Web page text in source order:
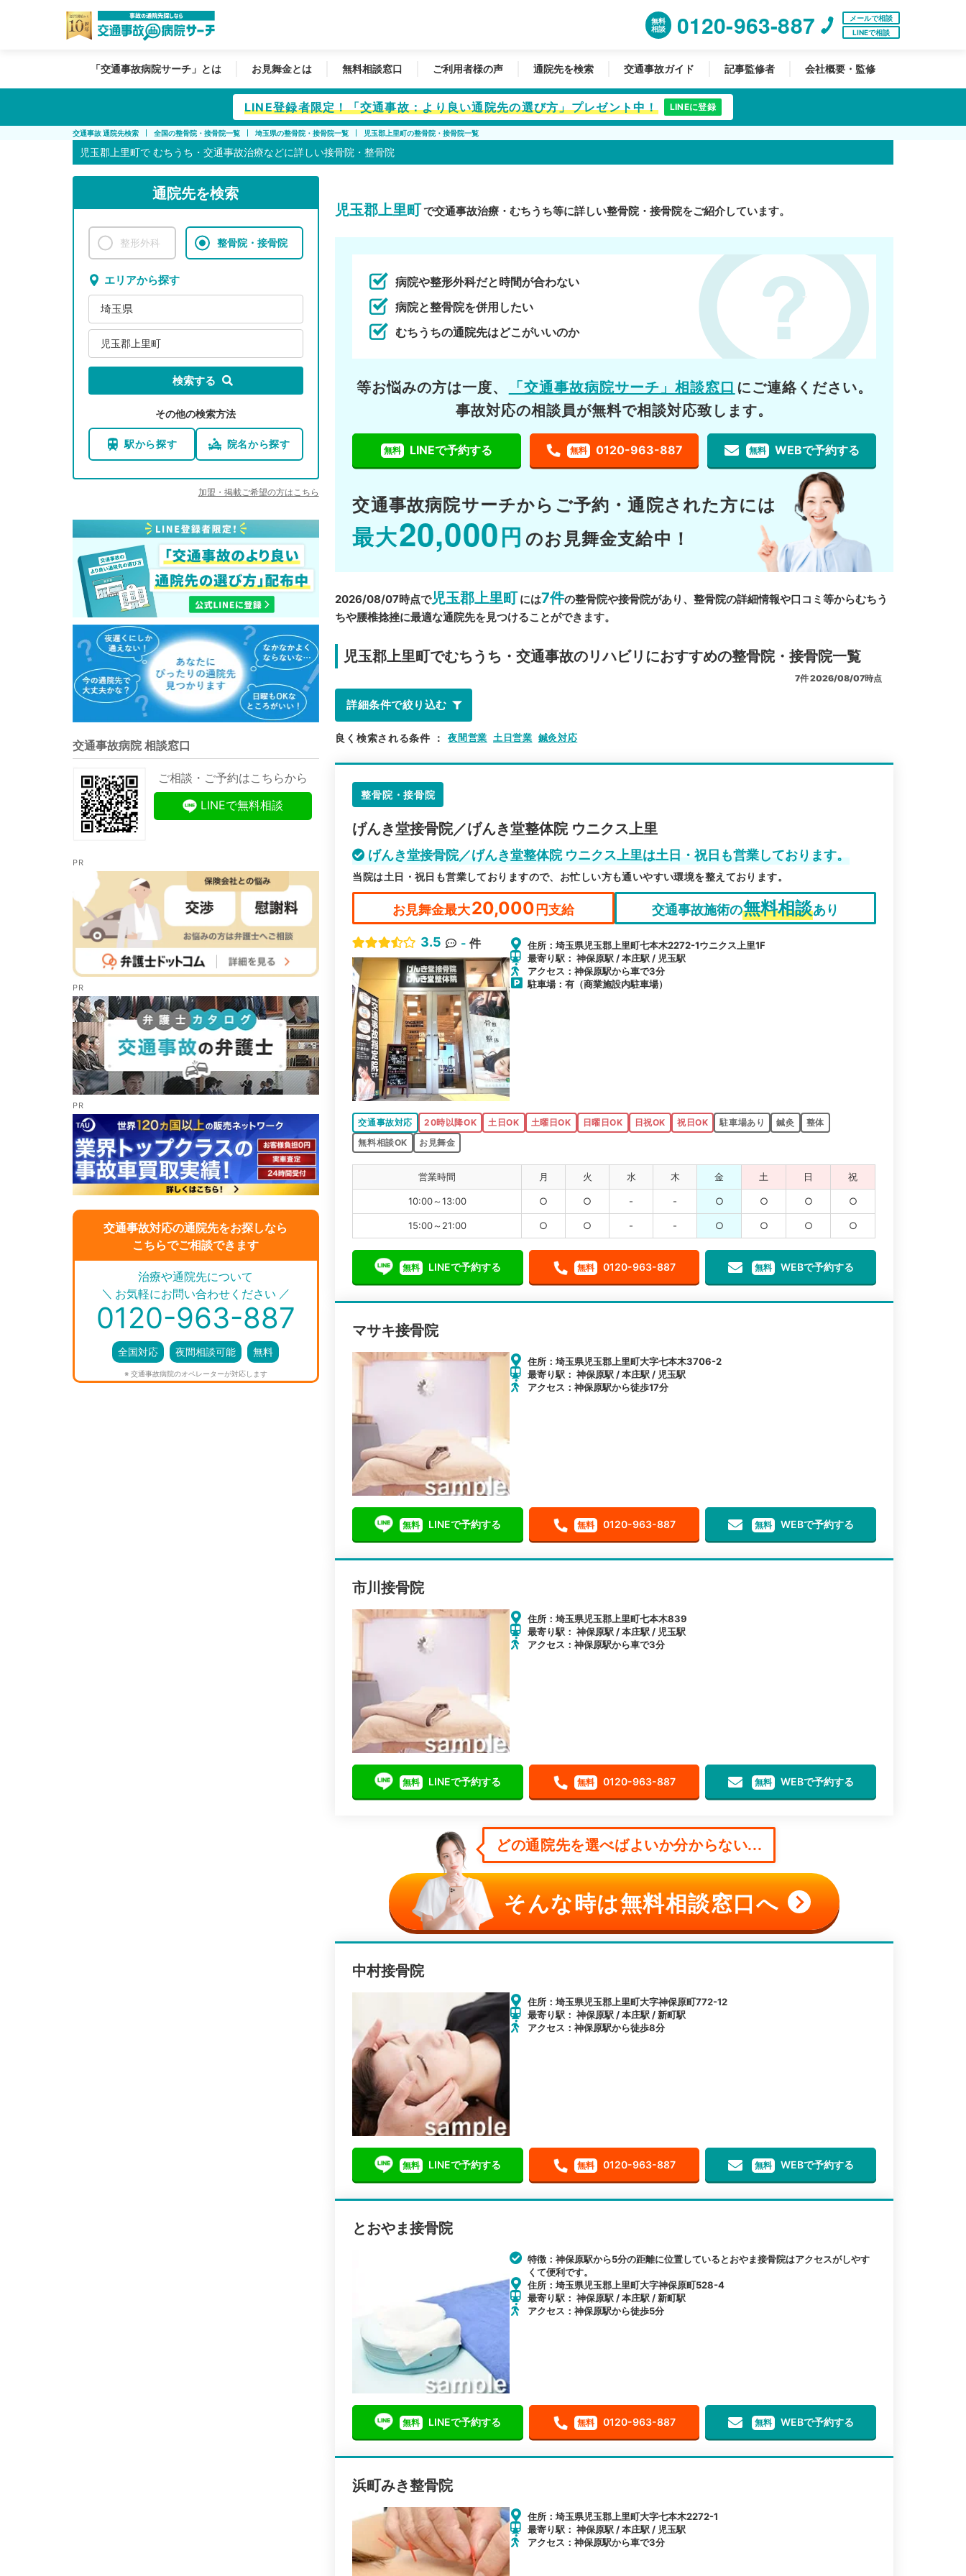
無料
相談
0120-963-887
メールで相談
LINEで相談
「交通事故病院サーチ」とは お見舞金とは 無料相談窓口 ご利用者様の声 通院先を検索 交通事故ガイド 記事監修者 会社概要・監修
LINE登録者限定！「交通事故：より良い通院先の選び方」プレゼント中！ LINEに登録
交通事故 通院先検索 全国の整骨院・接骨院一覧 埼玉県の整骨院・接骨院一覧 児玉郡上里町の整骨院・接骨院一覧
児玉郡上里町で むちうち・交通事故治療などに詳しい接骨院・整骨院
通院先を検索
整形外科 整骨院・接骨院
エリアから探す
埼玉県
児玉郡上里町
検索する
その他の検索方法
駅から探す 院名から探す
加盟・掲載ご希望の方はこちら
交通事故病院 相談窓口
ご相談・ご予約はこちらから
LINEで無料相談
交通事故対応の通院先をお探しなら
こちらでご相談できます
＼ ／
治療や通院先について
お気軽にお問い合わせください
0120-963-887
全国対応 夜間相談可能 無料
※ 交通事故病院のオペレーターが対応します
児玉郡上里町で交通事故治療・むちうち等に詳しい整骨院・接骨院をご紹介しています。
病院や整形外科だと時間が合わない
病院と整骨院を併用したい
むちうちの通院先はどこがいいのか
等お悩みの方は一度、 「交通事故病院サーチ」相談窓口 にご連絡ください。
事故対応の相談員が無料で相談対応致します。
無料 LINEで予約する 無料 0120-963-887 無料 WEBで予約する
交通事故病院サーチから ご予約・通院された方には
最大20,000 円 のお見舞金支給中！
2026/08/07時点で児玉郡上里町には7件の整骨院や接骨院があり、整骨院の詳細情報や口コミ等からむちう
ちや腰椎捻挫に最適な通院先を見つけることができます。
児玉郡上里町でむちうち・交通事故のリハビリにおすすめの整骨院・接骨院一覧
7件2026/08/07時点
詳細条件で絞り込む
良く検索される条件 ： 夜間営業 土日営業 鍼灸対応
整骨院・接骨院
げんき堂接骨院／げんき堂整体院 ウニクス上里
げんき堂接骨院／げんき堂整体院 ウニクス上里は土日・祝日も営業しております。
当院は土日・祝日も営業しておりますので、お忙しい方も通いやすい環境を整えております。
お見舞金最大20,000円支給 交通事故施術の無料相談あり
3.5 - 件
住所：埼玉県児玉郡上里町七本木2272-1ウニクス上里1F
最寄り駅： 神保原駅 / 本庄駅 / 児玉駅
アクセス：神保原駅から車で3分
駐車場：有（商業施設内駐車場）
交通事故対応 20時以降OK 土日OK 土曜日OK 日曜日OK 日祝OK 祝日OK 駐車場あり 鍼灸
整体
無料相談OK
お見舞金
営業時間 月 火 水 木 金 土 日 祝
10:00～13:00 ○ ○ - - ○ ○ ○ ○
15:00～21:00 ○ ○ - - ○ ○ ○ ○
無料 LINEで予約する 無料 0120-963-887 無料 WEBで予約する
マサキ接骨院
住所：埼玉県児玉郡上里町大字七本木3706-2
最寄り駅： 神保原駅 / 本庄駅 / 児玉駅
アクセス：神保原駅から徒歩17分
無料 LINEで予約する 無料 0120-963-887 無料 WEBで予約する
市川接骨院
住所：埼玉県児玉郡上里町七本木839
最寄り駅： 神保原駅 / 本庄駅 / 児玉駅
アクセス：神保原駅から車で3分
無料 LINEで予約する 無料 0120-963-887 無料 WEBで予約する
どの通院先を選べばよいか分からない...
そんな時は無料相談窓口へ
中村接骨院
住所：埼玉県児玉郡上里町大字神保原町772-12
最寄り駅： 神保原駅 / 本庄駅 / 新町駅
アクセス：神保原駅から徒歩8分
無料 LINEで予約する 無料 0120-963-887 無料 WEBで予約する
とおやま接骨院
特徴：神保原駅から5分の距離に位置しているとおやま接骨院はアクセスがしやす
くて便利です。
住所：埼玉県児玉郡上里町大字神保原町528-4
最寄り駅： 神保原駅 / 本庄駅 / 新町駅
アクセス：神保原駅から徒歩5分
無料 LINEで予約する 無料 0120-963-887 無料 WEBで予約する
浜町みき整骨院
住所：埼玉県児玉郡上里町大字七本木2272-1
最寄り駅： 神保原駅 / 本庄駅 / 児玉駅
アクセス：神保原駅から車で3分